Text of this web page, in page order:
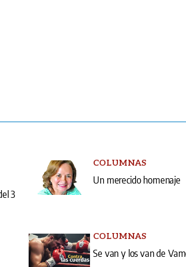
Un merecido homenaje
COLUMNAS
Edición Impresa